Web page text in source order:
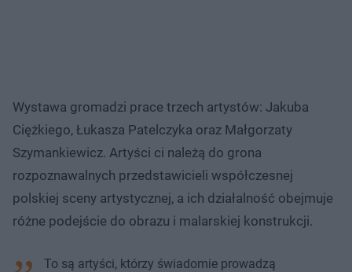
Wystawa gromadzi prace trzech artystów: Jakuba
Ciężkiego, Łukasza Patelczyka oraz Małgorzaty
Szymankiewicz. Artyści ci należą do grona
rozpoznawalnych przedstawicieli współczesnej
polskiej sceny artystycznej, a ich działalność obejmuje
różne podejście do obrazu i malarskiej konstrukcji.
To są artyści, którzy świadomie prowadzą